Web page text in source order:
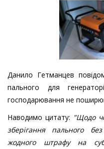
Данило Гетманцев
пального для
господарювання не
Наводимо цитату: "Щодо
зберігання пального
жодного штрафу на